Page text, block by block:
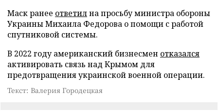
Маск ранее ответилна просьбу министра обороны
Украины Михаила Федорова о помощи с работой
спутниковой системы.
В 2022 году американский бизнесмен отказался
активировать связь над Крымом для
предотвращения украинской военной операции.
Текст: Валерия Городецкая